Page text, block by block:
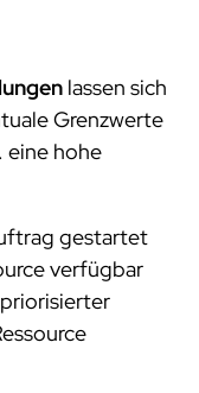
lassen sich
Grenzwerte
eine hohe
gestartet
verfügbar